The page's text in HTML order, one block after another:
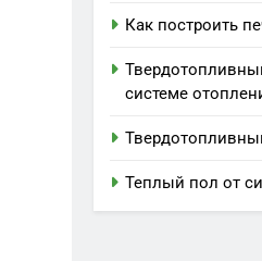
Как построить
системе
Теплый пол от